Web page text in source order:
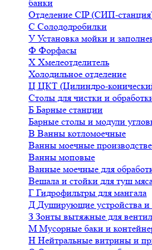
банки
Отделение CIP (СИП-
С Солододробилки
У Установка мойки и
Ф Форфасы
Х Хмелеотделитель
Холодильное отделение
Ц ЦКТ (Цилиндро-
Столы для чистки и
Б Барные станции
Барные столы и модули
В Ванны котломоечные
Ванны моечные
Ванны моповые
Ванные моечные для
Вешала и стойки для туш
Г Гидрофильтры для мангала
Д Душирующие устройства и
З Зонты вытяжные для
М Мусорные баки и
Н Нейтральные витрины и